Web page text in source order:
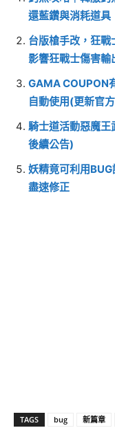
還藍鑽與消耗道具
台版槍手改，狂
影響狂戰士傷害輸
GAMA COUPON
自動使用(更新官
騎士道活動惡魔王
後續公告)
妖精竟可利用
盡速修正
TAGS bug 新篇章